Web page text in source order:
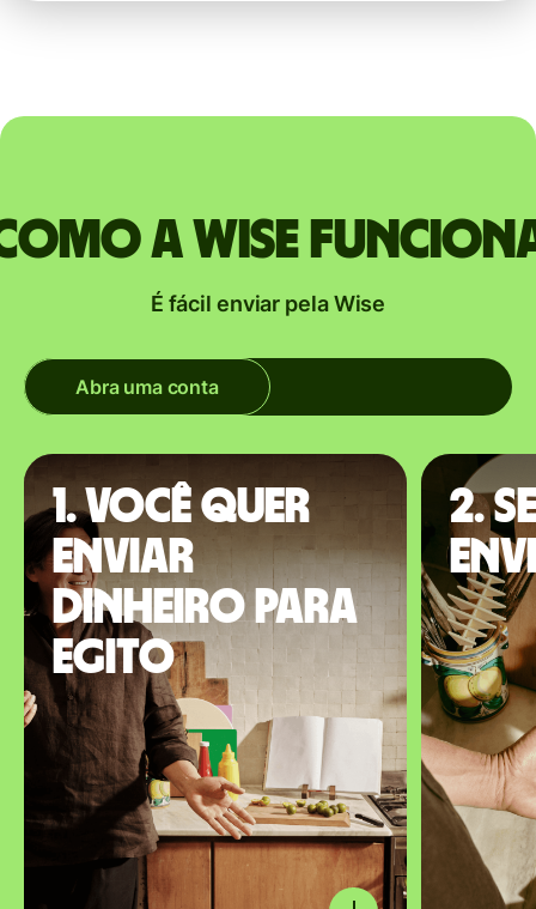
a Wise
É fácil enviar pela Wise
Abra uma conta
1. Você quer
enviar
dinheiro para
Egito
2.